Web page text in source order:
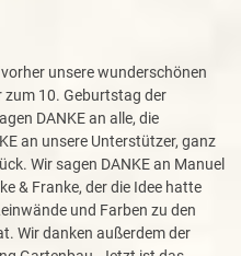
unsere wunderschönen
10. Geburtstag der
DANKE an alle, die
an unsere Unterstützer, ganz
Wir sagen DANKE an Manuel
& Franke, der die Idee hatte
und Farben zu den
Wir danken außerdem der